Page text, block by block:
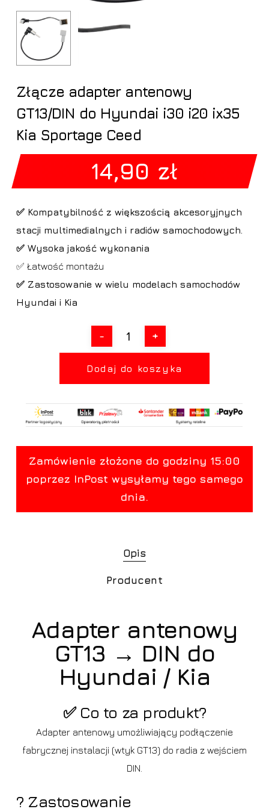
Złącze adapter antenowy
GT13/DIN do Hyundai i30 i20 ix35
Kia Sportage Ceed
14,90 zł
✅ Kompatybilność z większością akcesoryjnych
stacji multimedialnych i radiów samochodowych.
✅ Wysoka jakość wykonania
✅ Łatwość montażu
✅ Zastosowanie w wielu modelach samochodów
Hyundai i Kia
Dodaj do koszyka
Opis
Producent
Adapter antenowy
GT13 → DIN do
Hyundai / Kia
✅ Co to za produkt?
Adapter antenowy umożliwiający podłączenie
fabrycznej instalacji (wtyk GT13) do radia z wejściem
DIN.
? Zastosowanie